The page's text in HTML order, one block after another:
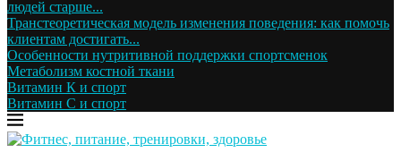
людей старше...
Транстеоретическая модель изменения поведения: как помочь
клиентам достигать...
Особенности нутритивной поддержки спортсменок
Метаболизм костной ткани
Витамин К и спорт
Витамин С и спорт